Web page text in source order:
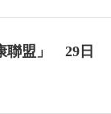
聯盟」 29日